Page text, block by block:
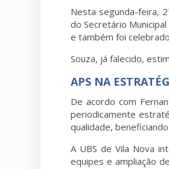
Nesta segunda-feira,
do Secretário
e também foi
Souza, já falecido,
APS NA
De acordo com
periodicamente
qualidade,
A UBS de Vila Nova
equipes e ampliação